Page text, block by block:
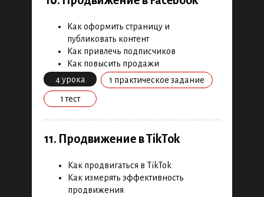
Как продвигаться в TikTok
Как измерять эффективность
продвижения
11. Продвижение в TikTok
Как оформить страницу и
публиковать контент
Как привлечь подписчиков
Как повысить продажи
4 урока
1 практическое задание
1 тест